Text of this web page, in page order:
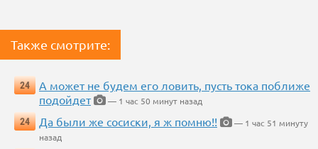
Также смотрите:
24
А может не будем его ловить, пусть тока поближе
подойдет
— 1 час 50 минут назад
24
Да были же сосиски, я ж помню!!
— 1 час 51 минуту
назад